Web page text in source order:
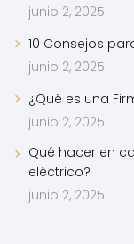
junio 2, 2025
10 Consejos
junio 2, 2025
¿Qué es una
junio 2, 2025
Qué hacer en
eléctrico?
junio 2, 2025